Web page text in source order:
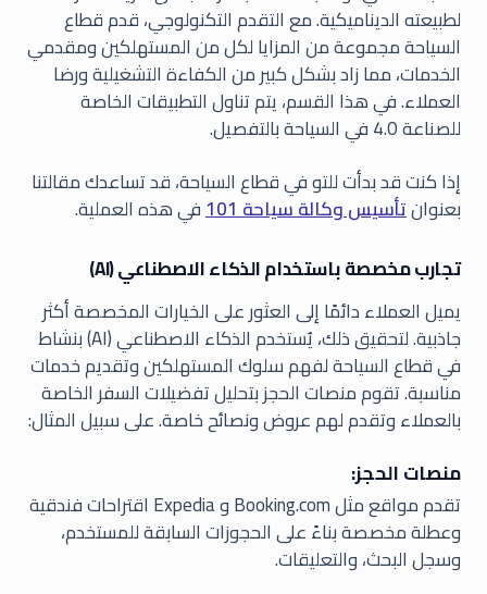
لطبيعته الديناميكية. مع التقدم التكنولوجي، قدم قطاع
السياحة مجموعة من المزايا لكل من المستهلكين ومقدمي
الخدمات، مما زاد بشكل كبير من الكفاءة التشغيلية ورضا
العملاء. في هذا القسم، يتم تناول التطبيقات الخاصة
للصناعة 4.0 في السياحة بالتفصيل.
إذا كنت قد بدأت للتو في قطاع السياحة، قد تساعدك مقالتنا
بعنوانتأسيس وكالة سياحة 101
في هذه العملية.
تجارب مخصصة باستخدام الذكاء الاصطناعي (AI)
يميل العملاء دائمًا إلى العثور على الخيارات المخصصة أكثر
جاذبية. لتحقيق ذلك، يُستخدم الذكاء الاصطناعي (AI) بنشاط
في قطاع السياحة لفهم سلوك المستهلكين وتقديم خدمات
مناسبة. تقوم منصات الحجز بتحليل تفضيلات السفر الخاصة
بالعملاء وتقدم لهم عروض ونصائح خاصة. على سبيل المثال:
منصات الحجز:
تقدم مواقع مثل Booking.com و Expedia اقتراحات فندقية
وعطلة مخصصة بناءً على الحجوزات السابقة للمستخدم،
وسجل البحث، والتعليقات.